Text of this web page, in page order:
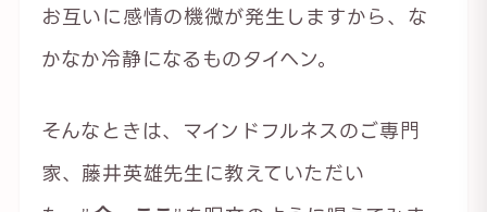
お互いに感情の機微が発生しますから、な
かなか冷静になるものタイヘン。
そんなときは、マインドフルネスのご専門
家、藤井英雄先生に教えていただい